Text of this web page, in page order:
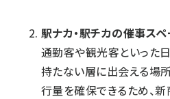
駅ナカ・駅チカの催事スペ
通勤客や観光客といった
持たない層に出会える場
行量を確保できるため、